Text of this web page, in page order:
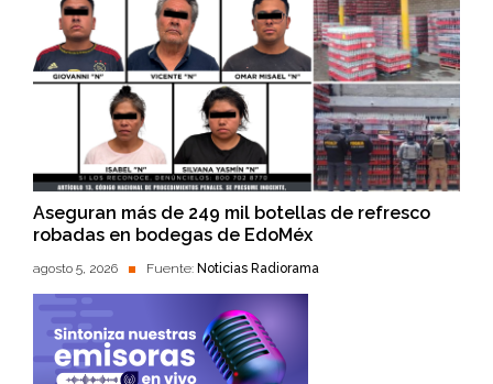
Aseguran más de 249 mil botellas de refresco
robadas en bodegas de EdoMéx
agosto 5, 2026 Fuente: Noticias Radiorama